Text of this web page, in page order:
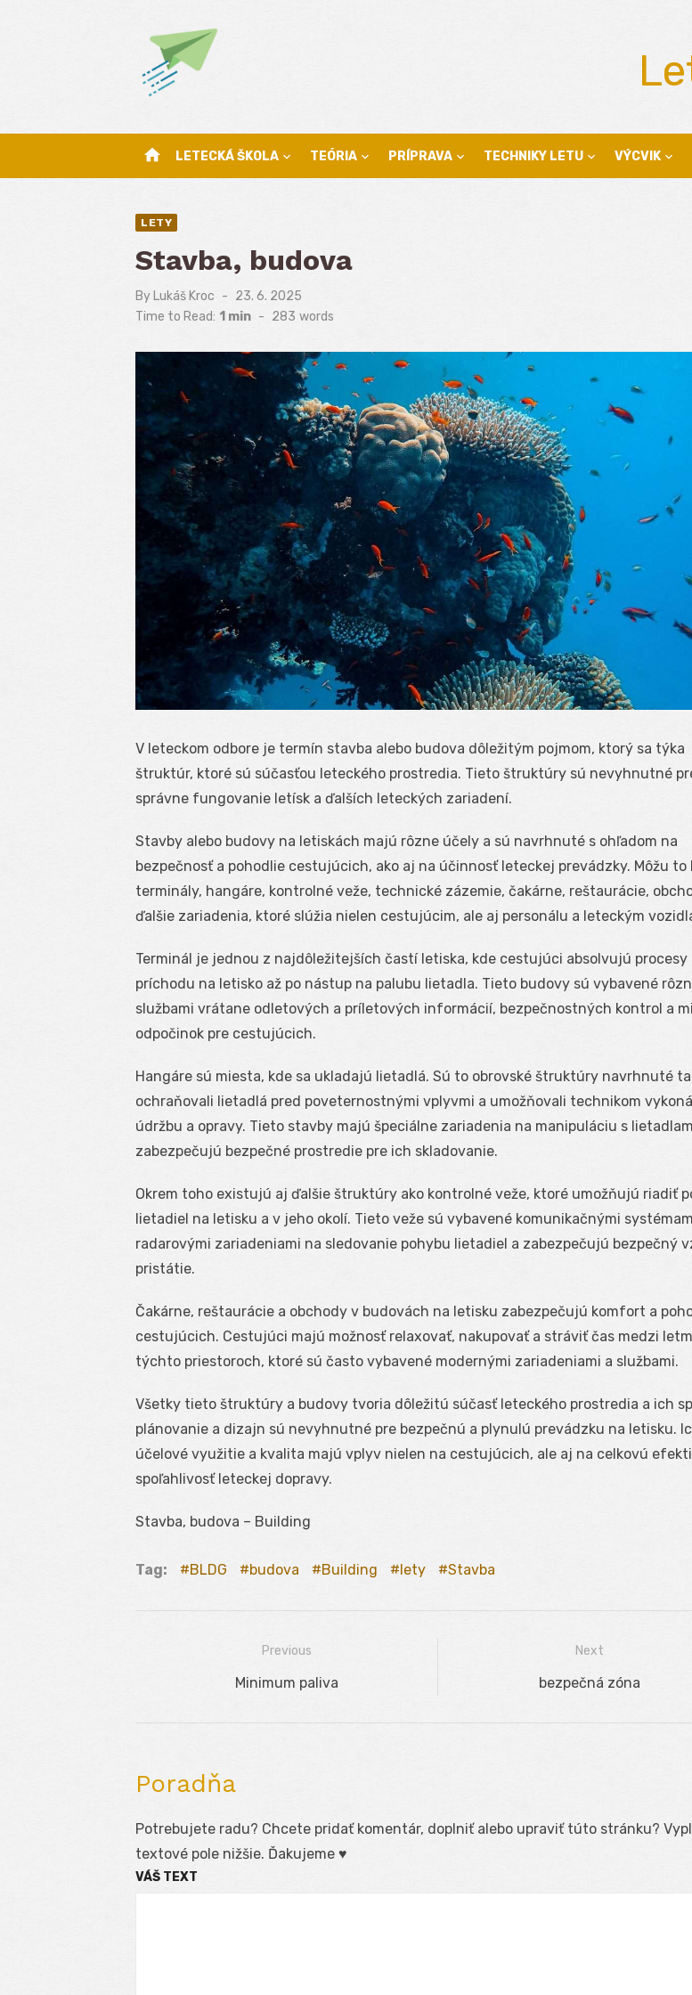
home LETECKÁ ŠKOLA TEÓRIA PRÍPRAVA TECHNIKY LETU VÝCVIK
LETY
Stavba, budova
By Lukáš Kroc
Posted
on
23. 6. 2025
Time to Read: 1 min - 283 words
V leteckom odbore je termín stavba alebo budova dôležitým pojmom, ktorý sa týka
štruktúr, ktoré sú súčasťou leteckého prostredia. Tieto štruktúry sú nevyhnutné
správne fungovanie letísk a ďalších leteckých zariadení.
Stavby alebo budovy na letiskách majú rôzne účely a sú navrhnuté s ohľadom na
bezpečnosť a pohodlie cestujúcich, ako aj na účinnosť leteckej prevádzky. Môžu to
terminály, hangáre, kontrolné veže, technické zázemie, čakárne, reštaurácie,
ďalšie zariadenia, ktoré slúžia nielen cestujúcim, ale aj personálu a leteckým
Terminál je jednou z najdôležitejších častí letiska, kde cestujúci absolvujú procesy
príchodu na letisko až po nástup na palubu lietadla. Tieto budovy sú vybavené
službami vrátane odletových a príletových informácií, bezpečnostných kontrol a
odpočinok pre cestujúcich.
Hangáre sú miesta, kde sa ukladajú lietadlá. Sú to obrovské štruktúry navrhnuté
ochraňovali lietadlá pred poveternostnými vplyvmi a umožňovali technikom
údržbu a opravy. Tieto stavby majú špeciálne zariadenia na manipuláciu s
zabezpečujú bezpečné prostredie pre ich skladovanie.
Okrem toho existujú aj ďalšie štruktúry ako kontrolné veže, ktoré umožňujú riadiť
lietadiel na letisku a v jeho okolí. Tieto veže sú vybavené komunikačnými
radarovými zariadeniami na sledovanie pohybu lietadiel a zabezpečujú bezpečný
pristátie.
Čakárne, reštaurácie a obchody v budovách na letisku zabezpečujú komfort a
cestujúcich. Cestujúci majú možnosť relaxovať, nakupovať a stráviť čas medzi
týchto priestoroch, ktoré sú často vybavené modernými zariadeniami a službami.
Všetky tieto štruktúry a budovy tvoria dôležitú súčasť leteckého prostredia a ich
plánovanie a dizajn sú nevyhnutné pre bezpečnú a plynulú prevádzku na letisku.
účelové využitie a kvalita majú vplyv nielen na cestujúcich, ale aj na celkovú
spoľahlivosť leteckej dopravy.
Stavba, budova – Building
Tag: BLDG budova Building lety Stavba
Navigácia
Previous
Previous
Minimum paliva
Next
Next
bezpečná zóna
Poradňa
Potrebujete radu? Chcete pridať komentár, doplniť alebo upraviť túto stránku?
textové pole nižšie. Ďakujeme ♥
VÁŠ TEXT